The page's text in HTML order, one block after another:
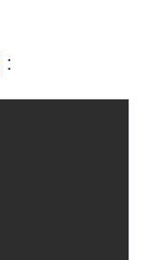
：